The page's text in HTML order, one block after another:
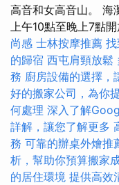
高音和女高音山。 海
上午10點至晚上7點開
尚感 士林按摩推薦
的歸宿 西屯肩頸放鬆
務 廚房設備的選擇，
好的搬家公司，為你
何處理 深入了解
詳解，讓您了解更多
務 可靠的辦桌外燴推
析，幫助你預算搬家
的居住環境 提供高效